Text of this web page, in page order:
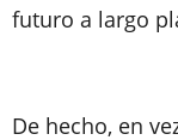
futuro a largo
De hecho, en